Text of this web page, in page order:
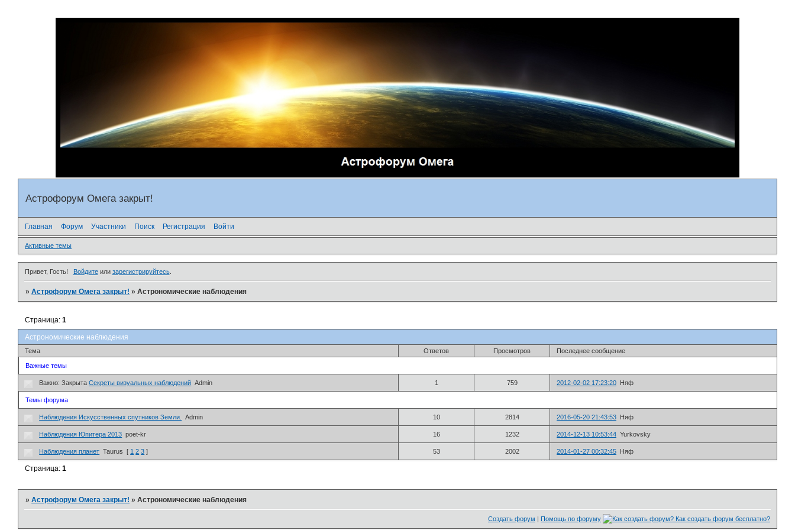
Астрофорум Омега закрыт!
Главная Форум Участники Поиск Регистрация Войти
Активные темы
Привет, Гость! Войдитеили зарегистрируйтесь.
»Астрофорум Омега закрыт! »Астрономические наблюдения
Астрономические наблюдения
Страница:1
Тема Ответов Просмотров Последнее сообщение
Важные темы
Важно: ЗакрытаСекреты визуальных наблюдений Admin 1 759 2012-02-02 17:23:20 Няф
Темы форума
Наблюдения Искусственных спутников Земли. Admin 10 2814 2016-05-20 21:43:53 Няф
Наблюдения Юпитера 2013 poet-kr 16 1232 2014-12-13 10:53:44 Yurkovsky
Наблюдения планет Taurus [ 1 2 3 ] 53 2002 2014-01-27 00:32:45 Няф
Страница:1
»Астрофорум Омега закрыт! »Астрономические наблюдения
Создать форум | Помощь по форуму